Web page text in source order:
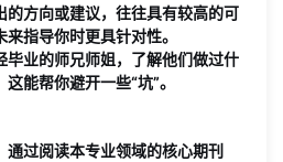
的方向或建议，往往具有较高的可
指导你时更具针对性。
毕业的师兄师姐，了解他们做过什
能帮你避开一些“坑”。
通过阅读本专业领域的核心期刊